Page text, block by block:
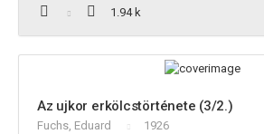
1.94 k
Az ujkor erkölcstörténete (3/2.)
Fuchs, Eduard 1926